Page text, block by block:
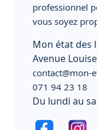
professionnel
vous soyez
Mon état des
Avenue
contact@mon-
071 94 23 18
Du lundi au